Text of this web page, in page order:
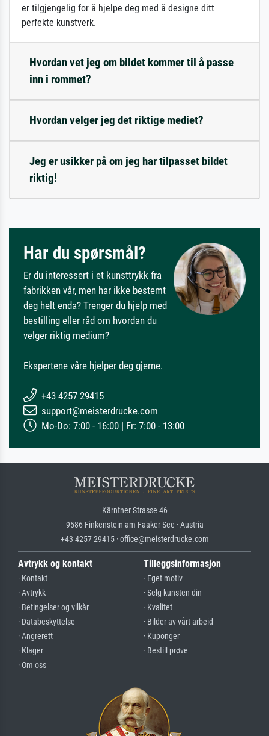
er tilgjengelig for å hjelpe deg med å designe ditt
perfekte kunstverk.
Hvordan vet jeg om bildet kommer til å passe
inn i rommet?
Hvordan velger jeg det riktige mediet?
Jeg er usikker på om jeg har tilpasset bildet
riktig!
Har du spørsmål?
Er du interessert i et kunsttrykk fra
fabrikken vår, men har ikke bestemt
deg helt enda? Trenger du hjelp med
bestilling eller råd om hvordan du
velger riktig medium?
Ekspertene våre hjelper deg gjerne.
+43 4257 29415
support@meisterdrucke.com
Mo-Do: 7:00 - 16:00 | Fr: 7:00 - 13:00
Kärntner Strasse 46
9586 Finkenstein am Faaker See · Austria
+43 4257 29415 · office@meisterdrucke.com
Avtrykk og kontakt
· Kontakt
· Avtrykk
· Betingelser og vilkår
· Databeskyttelse
· Angrerett
· Klager
· Om oss
Tilleggsinformasjon
· Eget motiv
· Selg kunsten din
· Kvalitet
· Bilder av vårt arbeid
· Kuponger
· Bestill prøve